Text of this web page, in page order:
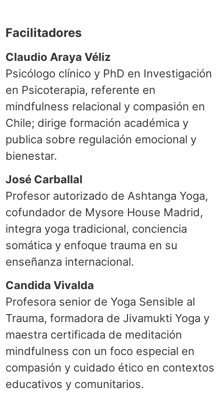
Facilitadores
Claudio Araya Véliz
Psicólogo clínico y PhD en Investigación
en Psicoterapia, referente en
mindfulness relacional y compasión en
Chile; dirige formación académica y
publica sobre regulación emocional y
bienestar.
José Carballal
Profesor autorizado de Ashtanga Yoga,
cofundador de Mysore House Madrid,
integra yoga tradicional, conciencia
somática y enfoque trauma en su
enseñanza internacional.
Candida Vivalda
Profesora senior de Yoga Sensible al
Trauma, formadora de Jivamukti Yoga y
maestra certificada de meditación
mindfulness con un foco especial en
compasión y cuidado ético en contextos
educativos y comunitarios.